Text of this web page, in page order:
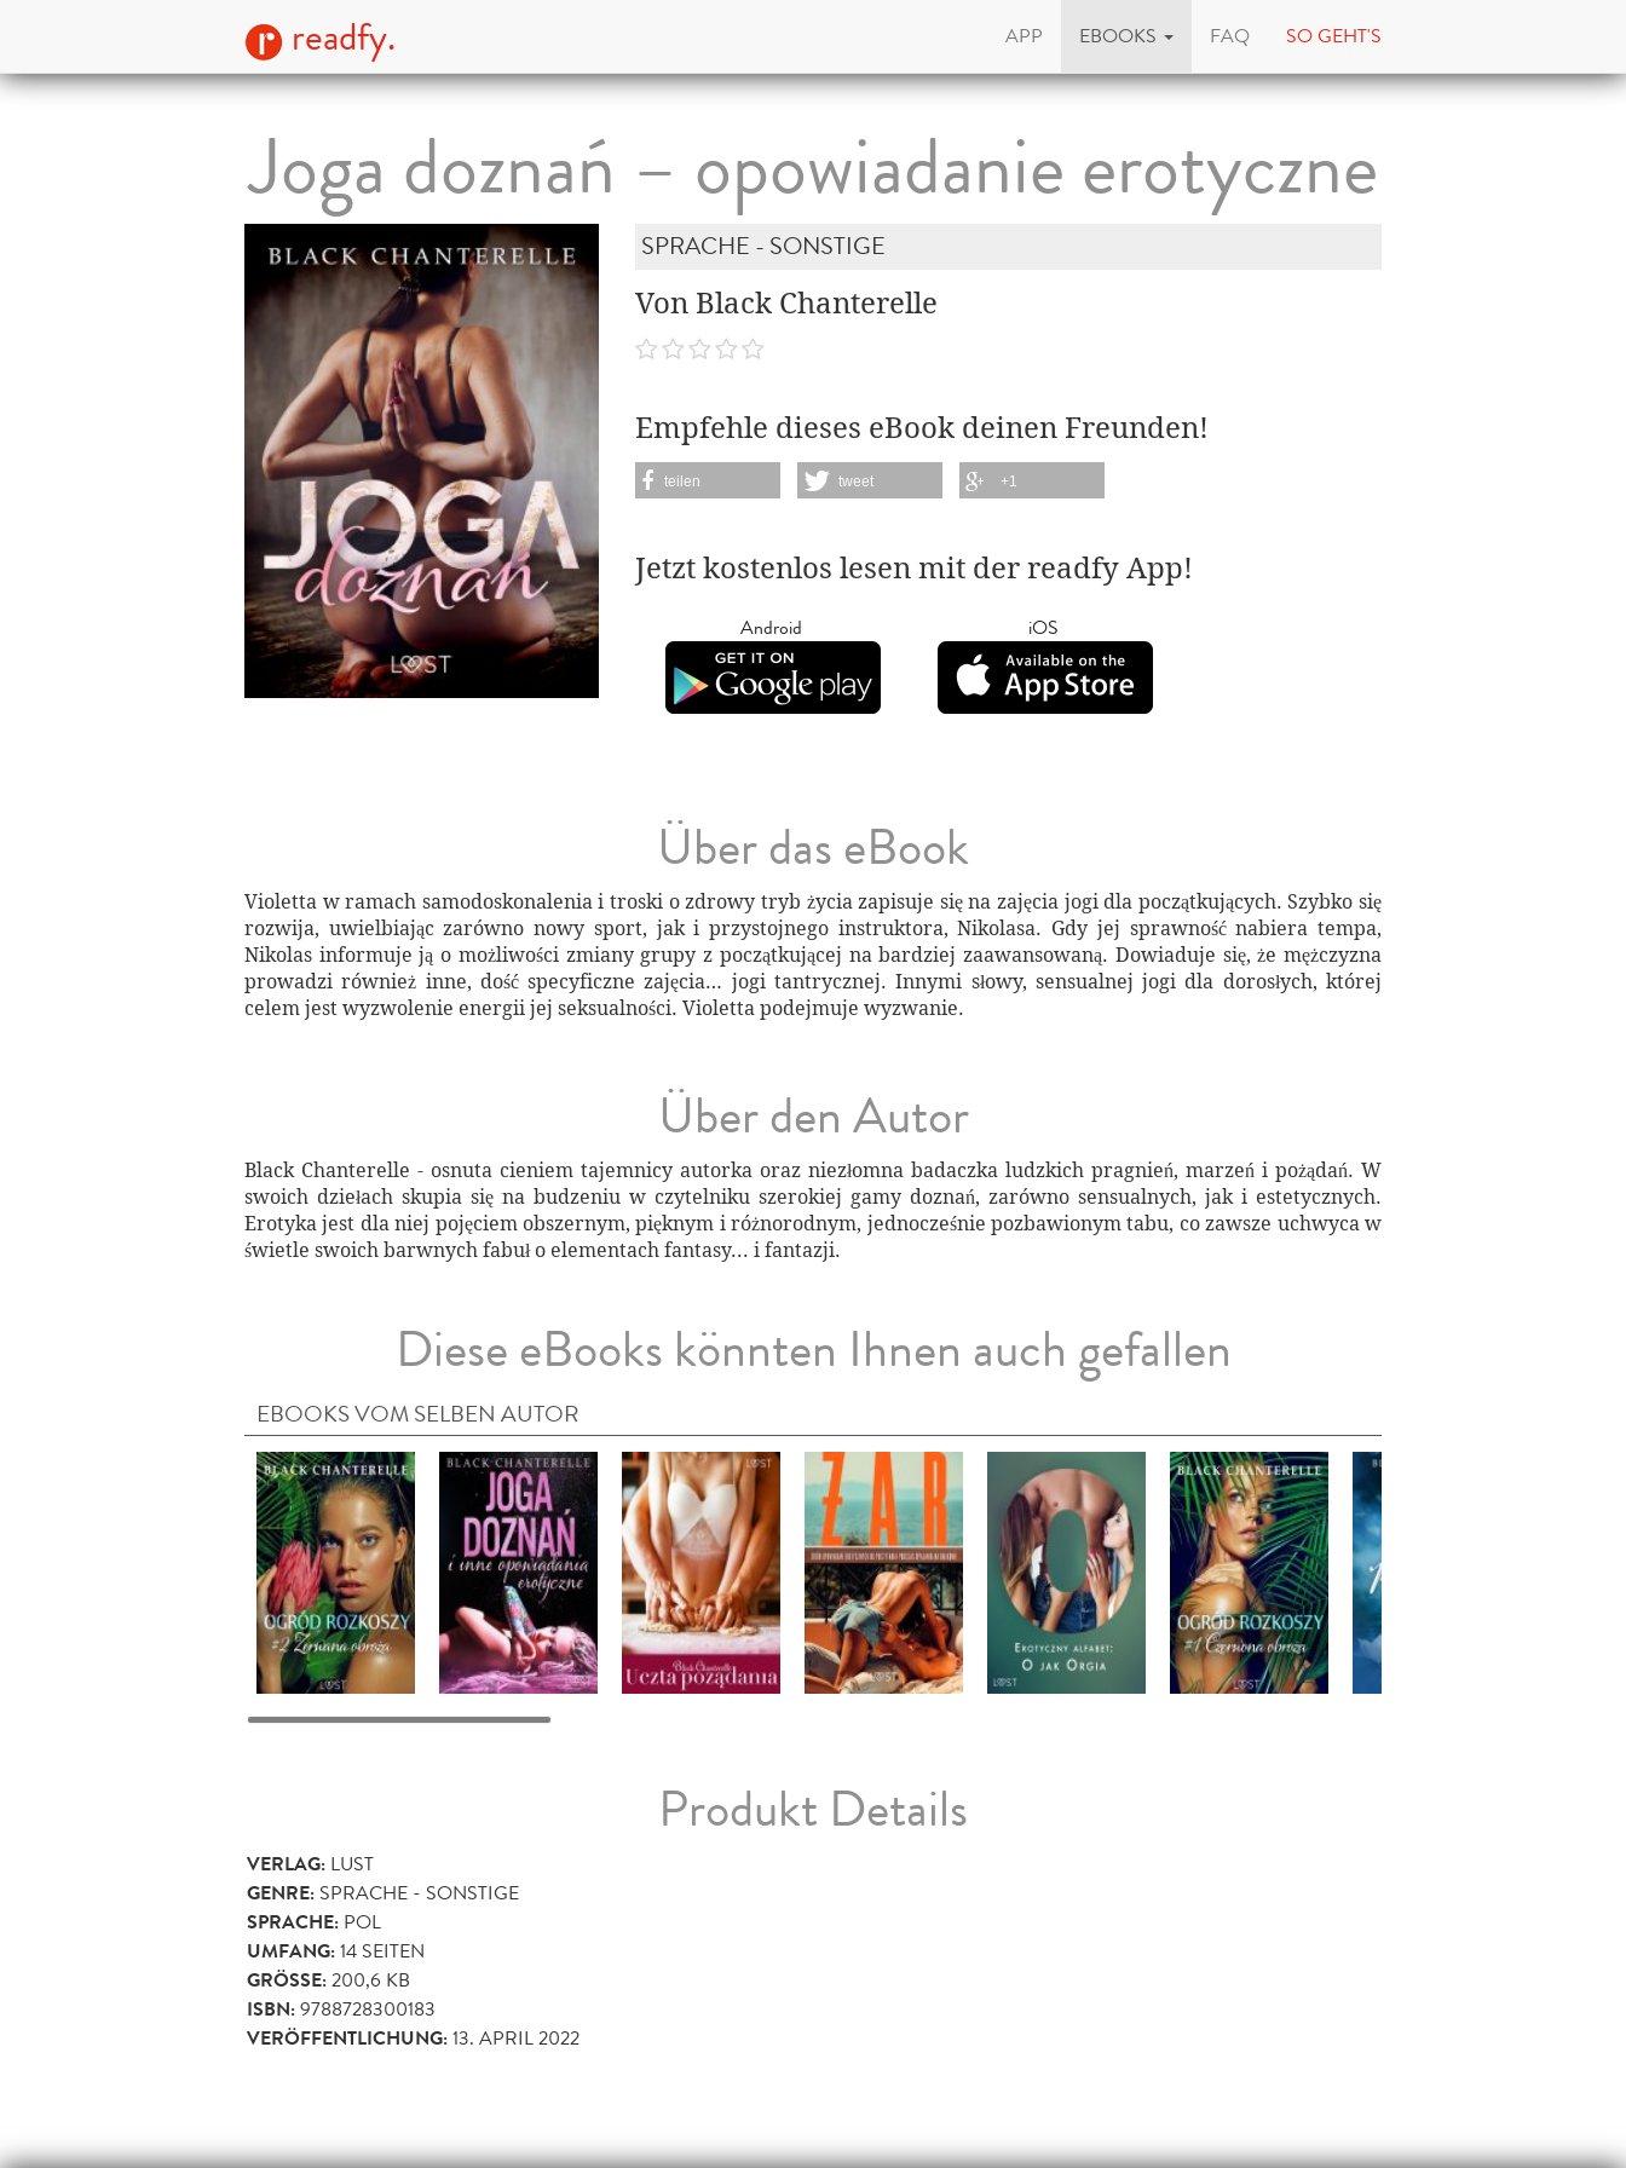
readfy. APP EBOOKS FAQ SO GEHT'S
Joga doznań – opowiadanie erotyczne
SPRACHE - SONSTIGE
Von Black Chanterelle
Empfehle dieses eBook deinen Freunden!
teilen tweet +1
Jetzt kostenlos lesen mit der readfy App!
Android iOS
Über das eBook
Violetta w ramach samodoskonalenia i troski o zdrowy tryb życia zapisuje się na zajęcia jogi dla początkujących. Szybko się
rozwija, uwielbiając zarówno nowy sport, jak i przystojnego instruktora, Nikolasa. Gdy jej sprawność nabiera tempa,
Nikolas informuje ją o możliwości zmiany grupy z początkującej na bardziej zaawansowaną. Dowiaduje się, że mężczyzna
prowadzi również inne, dość specyficzne zajęcia… jogi tantrycznej. Innymi słowy, sensualnej jogi dla dorosłych, której
celem jest wyzwolenie energii jej seksualności. Violetta podejmuje wyzwanie.
Über den Autor
Black Chanterelle - osnuta cieniem tajemnicy autorka oraz niezłomna badaczka ludzkich pragnień, marzeń i pożądań. W
swoich dziełach skupia się na budzeniu w czytelniku szerokiej gamy doznań, zarówno sensualnych, jak i estetycznych.
Erotyka jest dla niej pojęciem obszernym, pięknym i różnorodnym, jednocześnie pozbawionym tabu, co zawsze uchwyca w
świetle swoich barwnych fabuł o elementach fantasy... i fantazji.
Diese eBooks könnten Ihnen auch gefallen
EBOOKS VOM SELBEN AUTOR
Produkt Details
VERLAG: LUST
GENRE: SPRACHE - SONSTIGE
SPRACHE: POL
UMFANG:14 SEITEN
GRÖSSE: 200,6 KB
ISBN:9788728300183
VERÖFFENTLICHUNG:13. APRIL 2022